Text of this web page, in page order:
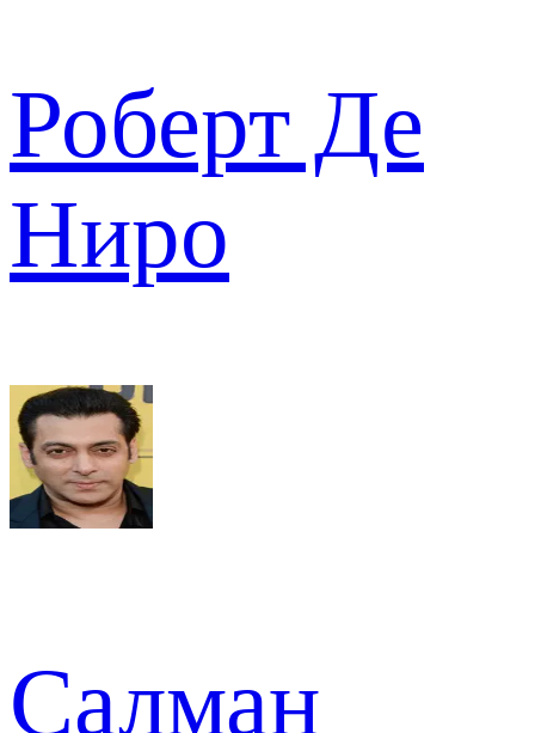
Роберт Де
Ниро
Салман